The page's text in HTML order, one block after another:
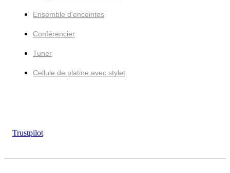
Ensemble d'enceintes
Conférencier
Tuner
Cellule de platine avec stylet
Trustpilot